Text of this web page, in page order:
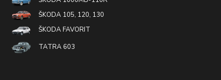
ŠKODA 105, 120, 130
ŠKODA FAVORIT
TATRA 603